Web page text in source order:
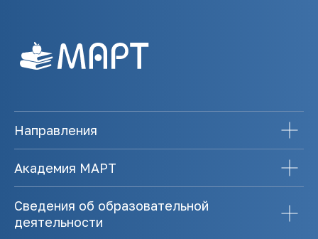
Направления
Академия МАРТ
Сведения об образовательной
деятельности